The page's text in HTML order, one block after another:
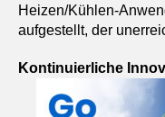
Heizen/Kühlen-
aufgestellt, der
Kontinuierliche